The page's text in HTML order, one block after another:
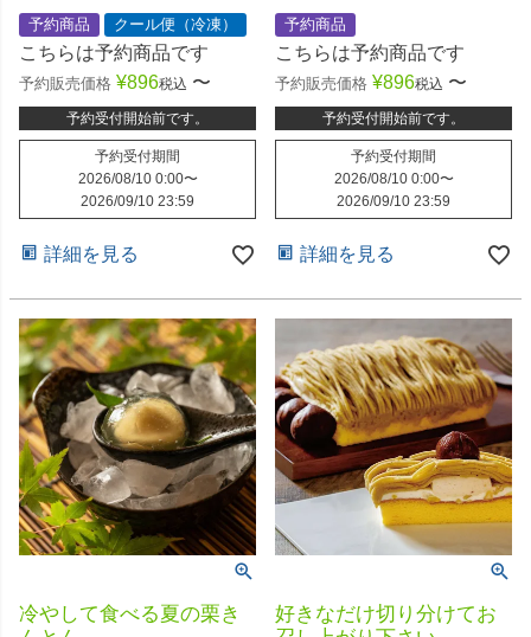
予約商品 クール便（冷凍）
こちらは予約商品です
予約販売価格 ¥896税込 〜
予約受付開始前です。
予約受付期間
2026/08/10 0:00〜
2026/09/10 23:59
詳細を見る
予約商品
こちらは予約商品です
予約販売価格 ¥896税込 〜
予約受付開始前です。
予約受付期間
2026/08/10 0:00〜
2026/09/10 23:59
詳細を見る
冷やして食べる夏の栗き
好きなだけ切り分けてお